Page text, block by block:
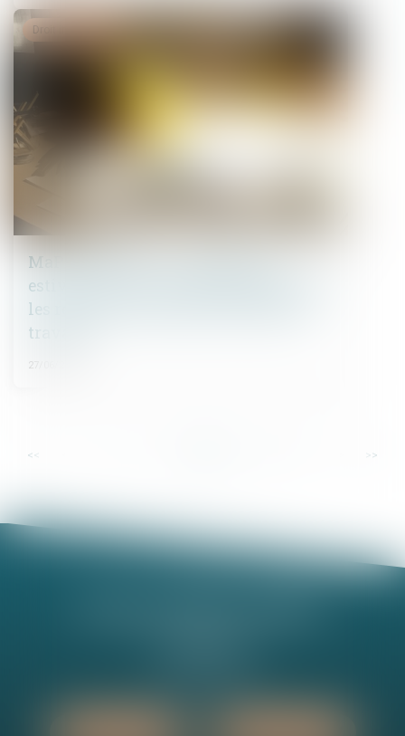
MaPrimeRénov' : la suspension
estivale ne concernera finalement pas
les rénovations par geste unique de
travaux
27/06/2025
Droit immobilier
<< >>